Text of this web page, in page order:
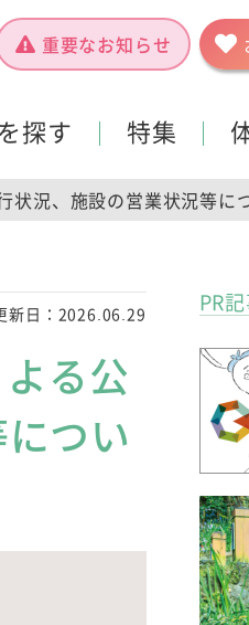
重要なお知らせ
探す 特集
況、施設の営業状況等に
新日： 2026.06.29
る公
つい
PR